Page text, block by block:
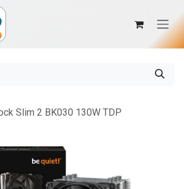
Slim 2 BK030 130W TDP